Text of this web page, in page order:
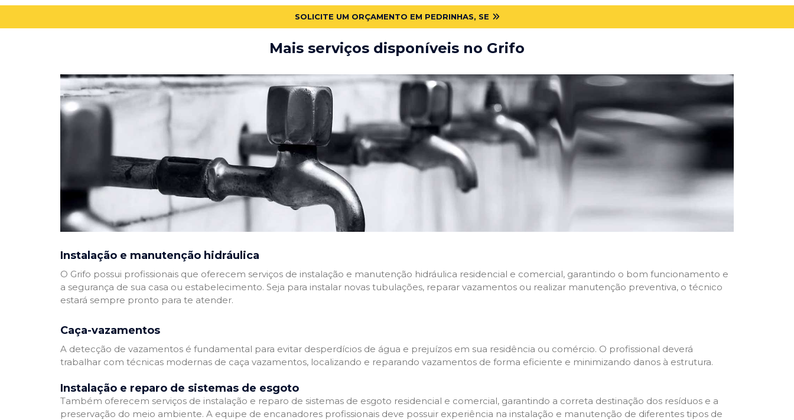
SOLICITE UM ORÇAMENTO EM PEDRINHAS, SE
Mais serviços disponíveis no Grifo
Instalação e manutenção hidráulica
O Grifo possui profissionais que oferecem serviços de instalação e manutenção hidráulica residencial e comercial, garantindo o bom funcionamento e
a segurança de sua casa ou estabelecimento. Seja para instalar novas tubulações, reparar vazamentos ou realizar manutenção preventiva, o técnico
estará sempre pronto para te atender.
Caça-vazamentos
A detecção de vazamentos é fundamental para evitar desperdícios de água e prejuízos em sua residência ou comércio. O profissional deverá
trabalhar com técnicas modernas de caça vazamentos, localizando e reparando vazamentos de forma eficiente e minimizando danos à estrutura.
Instalação e reparo de sistemas de esgoto
Também oferecem serviços de instalação e reparo de sistemas de esgoto residencial e comercial, garantindo a correta destinação dos resíduos e a
preservação do meio ambiente. A equipe de encanadores profissionais deve possuir experiência na instalação e manutenção de diferentes tipos de